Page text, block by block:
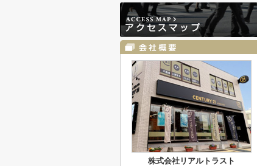
株式会社リアルトラスト